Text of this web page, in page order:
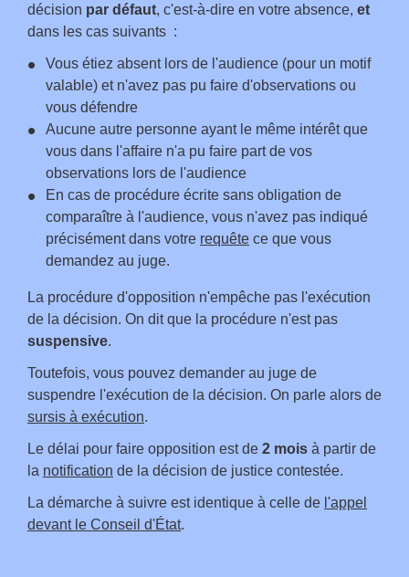
décision par défaut, c'est-à-dire en votre absence, et
dans les cas suivants :
Vous étiez absent lors de l'audience (pour un motif
valable) et n'avez pas pu faire d'observations ou
vous défendre
Aucune autre personne ayant le même intérêt que
vous dans l'affaire n'a pu faire part de vos
observations lors de l'audience
En cas de procédure écrite sans obligation de
comparaître à l'audience, vous n'avez pas indiqué
précisément dans votre requête ce que vous
demandez au juge.
La procédure d'opposition n'empêche pas l'exécution
de la décision. On dit que la procédure n'est pas
suspensive.
Toutefois, vous pouvez demander au juge de
suspendre l'exécution de la décision. On parle alors de
sursis à exécution.
Le délai pour faire opposition est de 2 mois à partir de
la notification de la décision de justice contestée.
La démarche à suivre est identique à celle de l'appel
devant le Conseil d'État.